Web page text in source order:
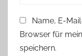
Name, E-
Browser für
speichern.